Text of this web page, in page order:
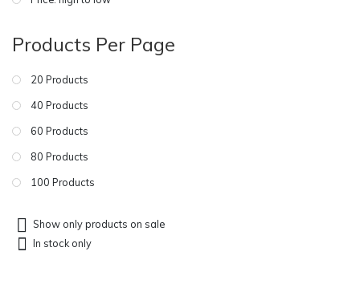
Products Per Page
20 Products
40 Products
60 Products
80 Products
100 Products
Show only products on sale
In stock only